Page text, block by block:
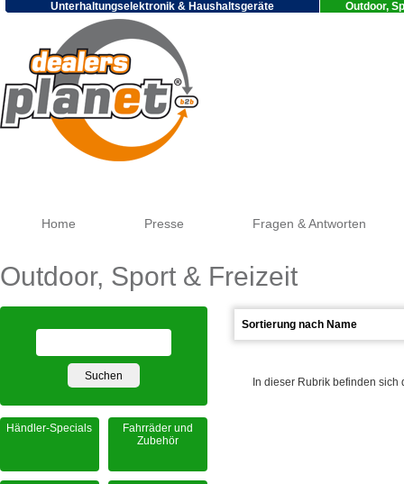
Unterhaltungselektronik & Haushaltsgeräte Outdoor,
Home Presse Fragen & Antworten
Outdoor, Sport & Freizeit
In dieser Rubrik befinden
Händler-Specials
Fahrräder und
Zubehör